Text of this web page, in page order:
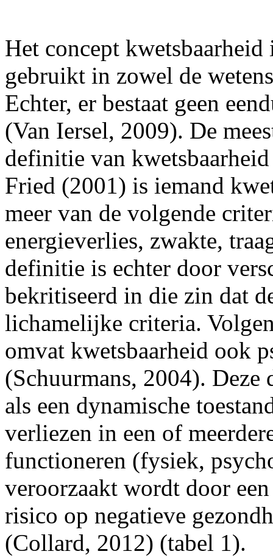
Het concept kwetsbaarheid
gebruikt in zowel de
Echter, er bestaat geen
(Van Iersel, 2009). De
definitie van
Fried (2001) is iemand
meer van de volgende
energieverlies, zwakte,
definitie is echter door
bekritiseerd in die zin dat
lichamelijke criteria.
omvat kwetsbaarheid ook
(Schuurmans, 2004).
als een dynamische
verliezen in een of
functioneren (fysiek,
veroorzaakt wordt door
risico op negatieve
(Collard, 2012) (tabel 1).